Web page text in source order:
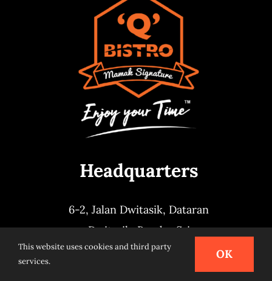
Headquarters
6-2, Jalan Dwitasik, Dataran
Dwitasik,Bandar Sri
Permaisuri,Cheras 56000, Kuala
This website uses cookies and third party
services.
OK